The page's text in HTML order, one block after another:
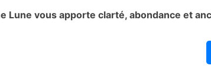
Lune vous apporte clarté, abondance et